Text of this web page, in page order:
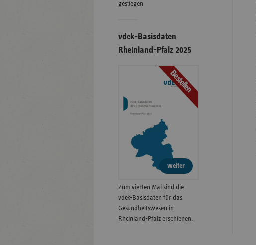
gestiegen
vdek-Basisdaten
Rheinland-Pfalz 2025
Bestellen
weiter
Zum vierten Mal sind die
vdek-Basisdaten für das
Gesundheitswesen in
Rheinland-Pfalz erschienen.